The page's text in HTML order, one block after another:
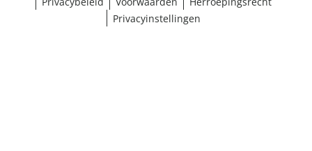
Privacyinstellingen